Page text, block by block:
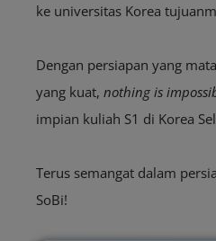
ke universitas Korea
Dengan persiapan yang
yang kuat, nothing is
impian kuliah S1 di Korea
Terus semangat dalam
SoBi!